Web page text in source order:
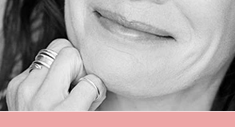
critique théâtre Rhinocéros